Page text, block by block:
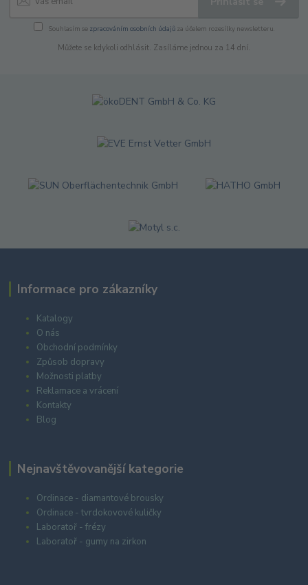
Souhlasím se zpracováním osobních údajůza účelem rozesílky newsletteru.
Můžete se kdykoli odhlásit. Zasíláme jednou za 14 dní.
Informace pro zákazníky
Katalogy
O nás
Obchodní podmínky
Způsob dopravy
Možnosti platby
Reklamace a vrácení
Kontakty
Blog
Nejnavštěvovanější kategorie
Ordinace - diamantové brousky
Ordinace - tvrdokovové kuličky
Laboratoř - frézy
Laboratoř - gumy na zirkon